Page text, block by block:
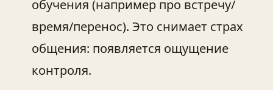
обучения (например про встречу/
время/перенос). Это снимает страх
общения: появляется ощущение
контроля.